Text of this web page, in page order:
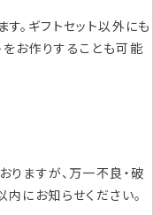
。ギフトセット以外にも
お作りすることも可能
りますが、万一不良・破
にお知らせください。